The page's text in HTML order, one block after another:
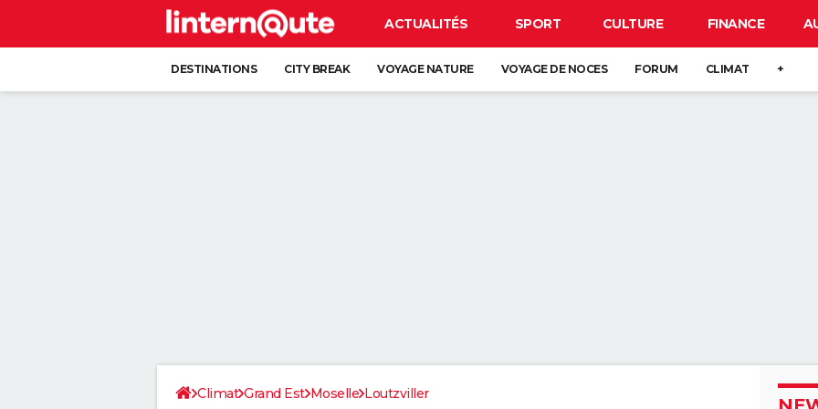
ACTUALITÉS SPORT CULTURE FINANCE
DESTINATIONS CITY BREAK VOYAGE NATURE VOYAGE DE NOCES FORUM CLIMAT +
Climat Grand Est Moselle Loutzviller